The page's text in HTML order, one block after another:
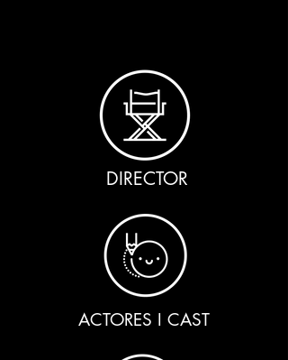
DIRECTOR
ACTORES I CAST